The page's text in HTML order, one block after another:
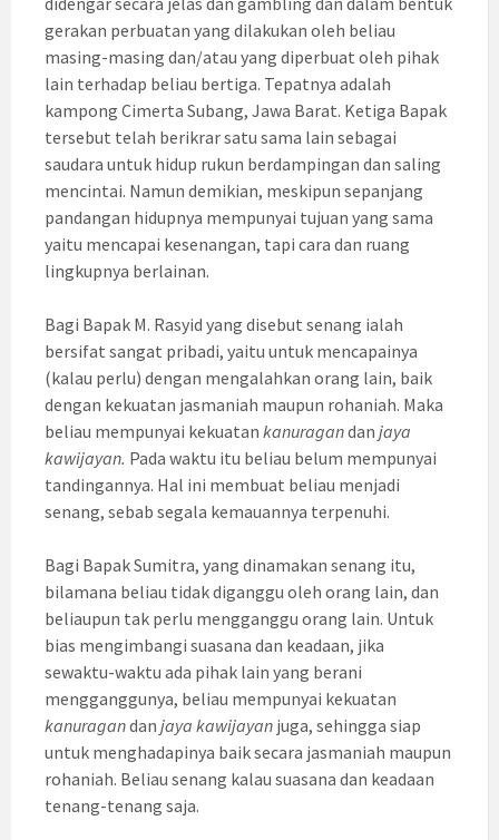
gerakan perbuatan yang dilakukan oleh beliau
masing-masing dan/atau yang diperbuat oleh pihak
lain terhadap beliau bertiga. Tepatnya adalah
kampong Cimerta Subang, Jawa Barat. Ketiga Bapak
tersebut telah berikrar satu sama lain sebagai
saudara untuk hidup rukun berdampingan dan saling
mencintai. Namun demikian, meskipun sepanjang
pandangan hidupnya mempunyai tujuan yang sama
yaitu mencapai kesenangan, tapi cara dan ruang
lingkupnya berlainan.
Bagi Bapak M. Rasyid yang disebut senang ialah
bersifat sangat pribadi, yaitu untuk mencapainya
(kalau perlu) dengan mengalahkan orang lain, baik
dengan kekuatan jasmaniah maupun rohaniah. Maka
beliau mempunyai kekuatan kanuragandan jaya
kawijayan. Pada waktu itu beliau belum mempunyai
tandingannya. Hal ini membuat beliau menjadi
senang, sebab segala kemauannya terpenuhi.
Bagi Bapak Sumitra, yang dinamakan senang itu,
bilamana beliau tidak diganggu oleh orang lain, dan
beliaupun tak perlu mengganggu orang lain. Untuk
bias mengimbangi suasana dan keadaan, jika
sewaktu-waktu ada pihak lain yang berani
mengganggunya, beliau mempunyai kekuatan
kanuragandan jaya kawijayan juga, sehingga siap
untuk menghadapinya baik secara jasmaniah maupun
rohaniah. Beliau senang kalau suasana dan keadaan
tenang-tenang saja.